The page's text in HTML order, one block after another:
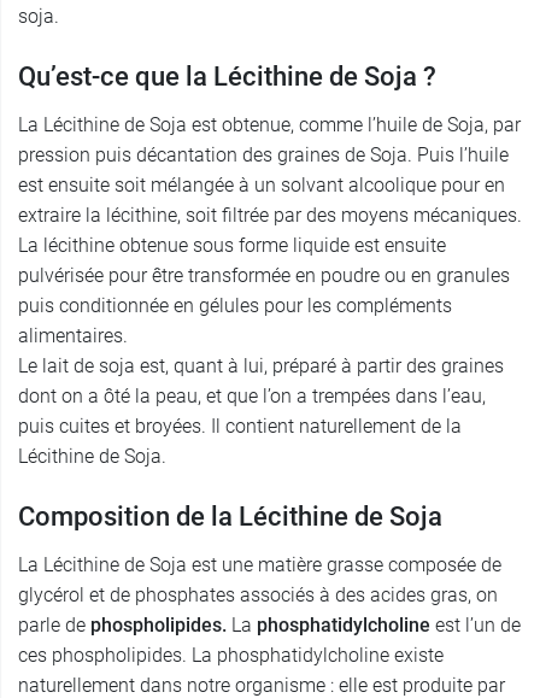
soja.
Qu’est-ce que la Lécithine de Soja ?
La Lécithine de Soja est obtenue, comme l’huile de Soja, par
pression puis décantation des graines de Soja. Puis l’huile
est ensuite soit mélangée à un solvant alcoolique pour en
extraire la lécithine, soit filtrée par des moyens mécaniques.
La lécithine obtenue sous forme liquide est ensuite
pulvérisée pour être transformée en poudre ou en granules
puis conditionnée en gélules pour les compléments
alimentaires.
Le lait de soja est, quant à lui, préparé à partir des graines
dont on a ôté la peau, et que l’on a trempées dans l’eau,
puis cuites et broyées. Il contient naturellement de la
Lécithine de Soja.
Composition de la Lécithine de Soja
La Lécithine de Soja est une matière grasse composée de
glycérol et de phosphates associés à des acides gras, on
parle de phospholipides. La phosphatidylcholine est l’un de
ces phospholipides. La phosphatidylcholine existe
naturellement dans notre organisme : elle est produite par